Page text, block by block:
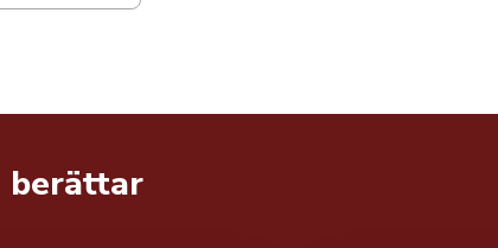
berättar